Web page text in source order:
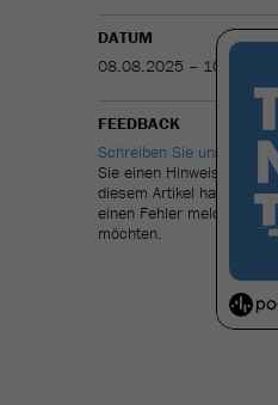
DATUM
08.08.2025 – 10:43
FEEDBACK
Schreiben Sie uns
, wenn
Sie einen Hinweis zu
diesem Artikel haben oder
einen Fehler melden
möchten.